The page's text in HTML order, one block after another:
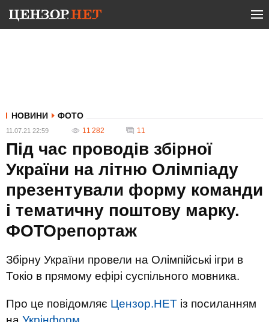
НОВИНИ ФОТО
11.07.21 22:59 11 282 11
Під час проводів збірної
України на літню Олімпіаду
презентували форму команди
і тематичну поштову марку.
ФОТОрепортаж
Збірну України провели на Олімпійські ігри в
Токіо в прямому ефірі суспільного мовника.
Про це повідомляє Цензор.НЕТ із посиланням